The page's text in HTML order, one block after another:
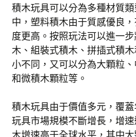
積木玩具可以分為多種材質
中，塑料積木由于質感優良
度更高。按照玩法可以進一
木、組裝式積木、拼插式積
小不同，又可以分為大顆粒
和微積木顆粒等。
積木玩具由于價值多元，覆
玩具市場規模不斷增長，增
木增速高于全球水平，其中